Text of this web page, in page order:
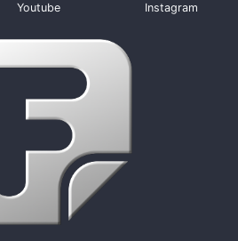
Youtube Instagram